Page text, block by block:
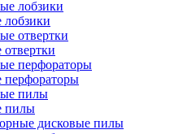
перфораторы
пилы
дисковые пилы